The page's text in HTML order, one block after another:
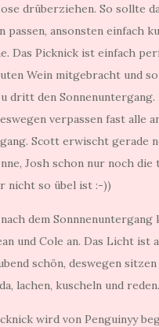
drüberziehen. So sollte
passen, ansonsten einfach
Das Picknick ist einfach
Wein mitgebracht und
dritt den
verpassen fast alle
Scott erwischt gerade
Josh schon nur noch die
nicht so übel ist :-))
dem Sonnnenuntergang
und Cole an. Das Licht ist
schön, deswegen
lachen, kuscheln und reden.
wird von Penguinyy